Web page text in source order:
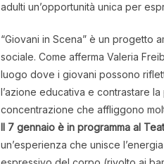
adulti un’opportunità unica per
“Giovani in Scena” è un progetto
sociale. Come afferma Valeria
luogo dove i giovani possono
l’azione educativa e contrastare
concentrazione che affliggono
Il 7 gennaio è in programma al
un’esperienza che unisce